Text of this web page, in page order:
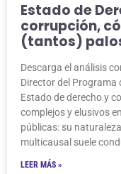
Estado de
corrupción,
(tantos)
Descarga el análisis
Director del Programa
Estado de derecho y
complejos y elusivos
públicas: su
multicausal suele
LEER MÁS »